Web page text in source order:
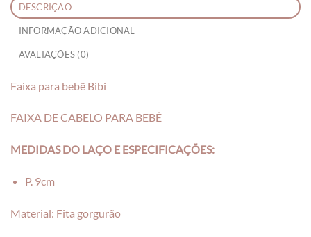
DESCRIÇÃO
INFORMAÇÃO ADICIONAL
AVALIAÇÕES (0)
Faixa para bebê Bibi
FAIXA DE CABELO PARA BEBÊ
MEDIDAS DO LAÇO E ESPECIFICAÇÕES:
P. 9cm
Material: Fita gorgurão